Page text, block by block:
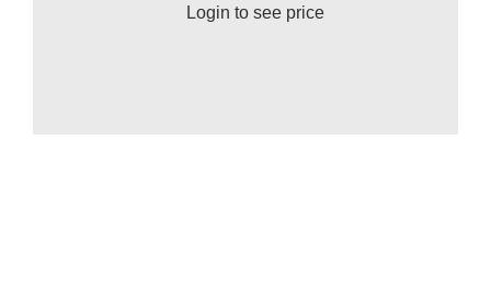
Login to see price